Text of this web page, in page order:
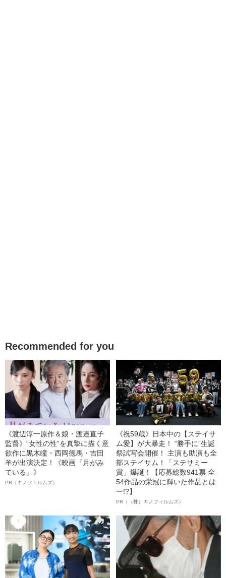
Recommended for you
《渡辺淳一原作＆娘・渡邉直子
監督》“女性の性”を真摯に描く意
欲作に黒木瞳・西岡德馬・吉田
羊が出演決定！《映画『月がみ
ている』》
PR（キノフィルムズ）
《祝59歳》日本中の【ステイサ
ム愛】が大暴走！ “勝手に”生誕
祭試写会開催！ 主演も助演も全
部ステイサム！「ステサミー
賞」爆誕！【応募総数941票 全
54作品の栄冠に輝いた作品とは
ー!?】
PR（（株）キノフィルムズ）